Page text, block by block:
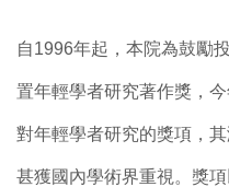
自1996年起，本院為鼓勵
置年輕學者研究著作獎，
對年輕學者研究的獎項，
甚獲國內學術界重視。獎